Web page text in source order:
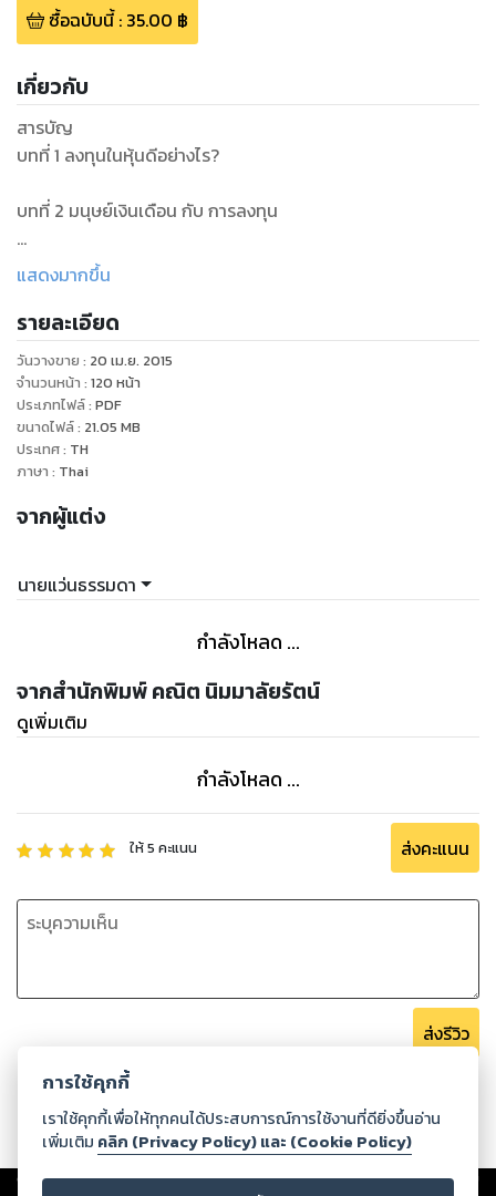
ซื้อฉบับนี้: 35.00 ฿
เกี่ยวกับ
สารบัญ
บทที่ 1 ลงทุนในหุ้นดีอย่างไร?
บทที่ 2 มนุษย์เงินเดือน กับ การลงทุน
บทที่ 3 เริ่มต้นลงทุนในหุ้นต้องทำอย่างไรบ้าง?
บทที่ 4 หุ้นมีกี่ประเภท?
บทที่ 5 จัดพอร์ตหุ้นอย่างไรจึงจะประสบความสำเร็จในระยะยาว?
แสดงมากขึ้น
รายละเอียด
วันวางขาย : 20 เม.ย. 2015
จำนวนหน้า : 120 หน้า
ประเภทไฟล์: PDF
ขนาดไฟล์: 21.05 MB
ประเทศ: TH
ภาษา : Thai
จากผู้แต่ง
นายแว่นธรรมดา
กำลังโหลด ...
จากสำนักพิมพ์ คณิต นิมมาลัยรัตน์
ดูเพิ่มเติม
กำลังโหลด ...
ให้5 คะแนน ส่งคะแนน
ส่งรีวิว
Copyright ©2026Storylog Co., Ltd. - สตอรี่ล็อกขอสงวนสิทธิ์ไม่รับผิดชอบ
การใช้คุกกี้
เราใช้คุกกี้เพื่อให้ทุกคนได้ประสบการณ์การใช้งานที่ดียิ่งขึ้นอ่าน
เพิ่มเติม คลิก (Privacy Policy) และ (Cookie Policy)